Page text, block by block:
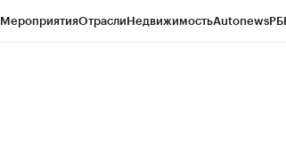
МероприятияОтраслиНедвижимостьAutonews